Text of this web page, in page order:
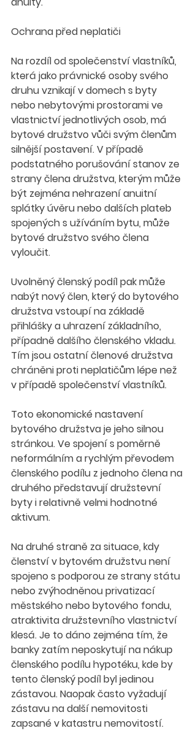
Ochrana před neplatiči
Na rozdíl od společenství vlastníků,
která jako právnické osoby svého
druhu vznikají v domech s byty
nebo nebytovými prostorami ve
vlastnictví jednotlivých osob, má
bytové družstvo vůči svým členům
silnější postavení. V případě
podstatného porušování stanov ze
strany člena družstva, kterým může
být zejména nehrazení anuitní
splátky úvěru nebo dalších plateb
spojených s užíváním bytu, může
bytové družstvo svého člena
vyloučit.
Uvolněný členský podíl pak může
nabýt nový člen, který do bytového
družstva vstoupí na základě
přihlášky a uhrazení základního,
případně dalšího členského vkladu.
Tím jsou ostatní členové družstva
chráněni proti neplatičům lépe než
v případě společenství vlastníků.
Toto ekonomické nastavení
bytového družstva je jeho silnou
stránkou. Ve spojení s poměrně
neformálním a rychlým převodem
členského podílu z jednoho člena na
druhého představují družstevní
byty i relativně velmi hodnotné
aktivum.
Na druhé straně za situace, kdy
členství v bytovém družstvu není
spojeno s podporou ze strany státu
nebo zvýhodněnou privatizací
městského nebo bytového fondu,
atraktivita družstevního vlastnictví
klesá. Je to dáno zejména tím, že
banky zatím neposkytují na nákup
členského podílu hypotéku, kde by
tento členský podíl byl jedinou
zástavou. Naopak často vyžadují
zástavu na další nemovitosti
zapsané v katastru nemovitostí.